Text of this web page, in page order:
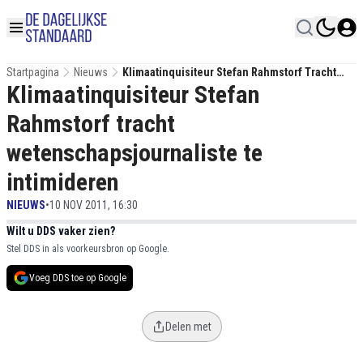
Startpagina Nieuws
Klimaatinquisiteur Stefan Rahmstorf Tracht
Wetenschapsjournaliste Te Intimideren
Klimaatinquisiteur Stefan
Rahmstorf tracht
wetenschapsjournaliste te
intimideren
NIEUWS•10 NOV 2011, 16:30
Wilt u DDS vaker zien?
Stel DDS in als voorkeursbron op Google.
Voeg DDS toe op Google
Delen met